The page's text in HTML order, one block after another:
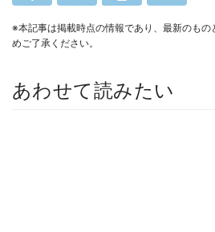
※本記事は掲載時点の情報であり、最新のも
めご了承ください。
あわせて読みたい